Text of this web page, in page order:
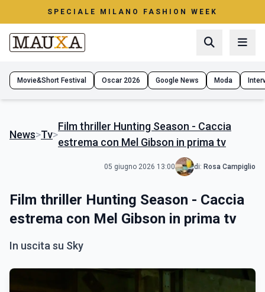
SPECIALE MILANO FASHION WEEK
Movie&Short Festival Oscar 2026 Google News Moda
News>Tv>
Film thriller Hunting Season - Caccia
estrema con Mel Gibson in prima tv
05 giugno 2026 13:00 di: Rosa Campiglio
Film thriller Hunting Season - Caccia
estrema con Mel Gibson in prima tv
In uscita su Sky